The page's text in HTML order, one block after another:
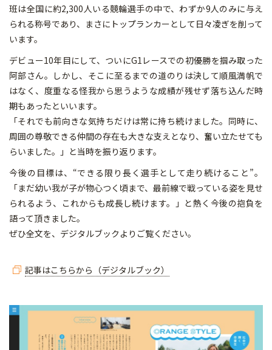
班は全国に約2,300人いる競輪選手の中で、わずか9人のみに与え
られる称号であり、まさにトップランカーとして日々凌ぎを削って
います。
デビュー10年目にして、ついにG1レースでの初優勝を掴み取った
阿部さん。しかし、そこに至るまでの道のりは決して順風満帆で
はなく、度重なる怪我から思うような成績が残せず落ち込んだ時
期もあったといいます。
「それでも前向きな気持ちだけは常に持ち続けました。同時に、
周囲の尊敬できる仲間の存在も大きな支えとなり、奮い立たせても
らいました。」と当時を振り返ります。
今後の目標は、“できる限り長く選手として走り続けること”。
「まだ幼い我が子が物心つく頃まで、最前線で戦っている姿を見せ
られるよう、これからも成長し続けます。」と熱く今後の抱負を
語って頂きました。
ぜひ全文を、デジタルブックよりご覧ください。
記事はこちらから（デジタルブック）